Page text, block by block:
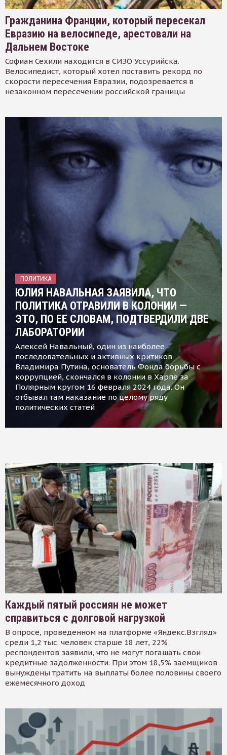
Гражданина Франции, который пересекал
Евразию на велосипеде, арестовали на
Дальнем Востоке
Софиан Сехили находится в СИЗО Уссурийска.
Велосипедист, который хотел поставить рекорд по
скорости пересечения Евразии, подозревается в
незаконном пересечении российской границы
ПОЛИТИКА
ЮЛИЯ НАВАЛЬНАЯ ЗАЯВИЛА, ЧТО
ПОЛИТИКА ОТРАВИЛИ В КОЛОНИИ —
ЭТО, ПО ЕЕ СЛОВАМ, ПОДТВЕРДИЛИ ДВЕ
ЛАБОРАТОРИИ
Алексей Навальный, один из наиболее
последовательных и активных критиков
Владимира Путина, основатель Фонда борьбы с
коррупцией, скончался в колонии в Харпе за
Полярным кругом 16 февраля 2024 года. Он
отбывал там наказание по целому ряду
политических статей
Каждый пятый россиян не может
справиться с долговой нагрузкой
В опросе, проведенном на платформе «Яндекс.Взгляд»
среди 1,2 тыс. человек старше 18 лет, 22%
респондентов заявили, что не могут погашать свои
кредитные задолженности. При этом 18,5% заемщиков
вынуждены тратить на выплаты более половины своего
ежемесячного доход